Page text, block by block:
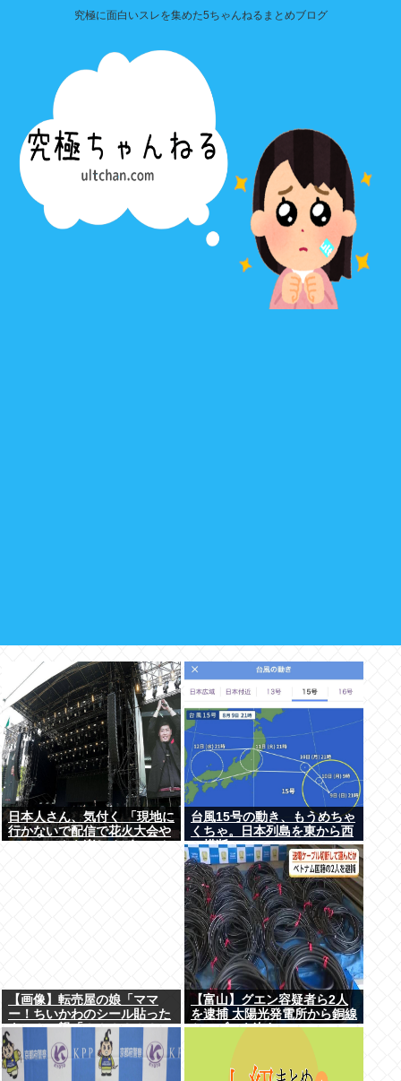
究極に面白いスレを集めた5ちゃんねるまとめブログ
日本人さん、気付く 「現地に
行かないで配信で花火大会や
台風15号の動き、もうめちゃ
くちゃ。日本列島を東から西
に横断
【画像】転売屋の娘「ママ
ー！ちいかわのシール貼った
よー！」親「！！！！！！」
【富山】グエン容疑者ら2人
を逮捕 太陽光発電所から銅線
ケーブルを盗む